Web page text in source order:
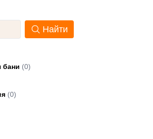
Найти
бани (0)
(0)